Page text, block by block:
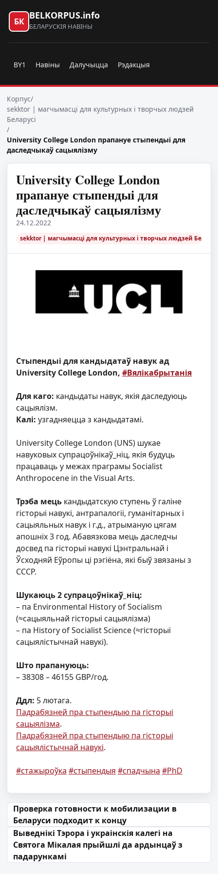
БК
BELKORPUS.info
БЕЛАРУСКІЯ НАВІНЫ
BY1 Навіны Далучыцца Рэдакцыя
Корпус/
sekktor | магчымасці для культурных і творчых людзей
Беларусі
/
University College London прапануе стыпендыі для
даследчыкаў сацыялізму
University College London
прапануе стыпендыі для
даследчыкаў сацыялізму
24.12.2022
sekktor | магчымасці для культурных і творчых людзей
Стыпендыі для кандыдатаў навук ад
University College London, #Вялікабрытанія
Для каго: кандыдаты навук, якія даследуюць
сацыялізм.
Калі: узгадняецца з кандыдатамі.
University College London (UNS) шукае
навуковых супрацоўнікаў_ніц, якія будуць
працаваць у межах праграмы Socialist
Anthropocene in the Visual Arts.
Трэба мець кандыдатскую ступень ў галіне
гісторыі навукі, антрапалогіі, гуманітарных і
сацыяльных навук і г.д., атрыманую цягам
апошніх 3 год. Абавязкова мець даследчы
досвед па гісторыі навукі Цэнтральнай і
Ўсходняй Еўропы ці рэгіёна, які быў звязаны з
СССР.
Шукаюць 2 супрацоўнікаў_ніц:
– па Environmental History of Socialism
(≈сацыяльнай гісторыі сацыялізма)
– па History of Socialist Science (≈гісторыі
сацыялістычнай навукі).
Што прапануюць:
– 38308 – 46155 GBP/год.
Ддл: 5 лютага.
Падрабязней пра стыпендыю па гісторыі
сацыялізма.
Падрабязней пра стыпендыю па гісторыі
сацыялістычнай навукі.
#стажыроўка #стыпендыя #спадчына #PhD
Навігацыя па запісах
Проверка готовности к мобилизации в
Беларуси подходит к концу
Выведнікі Тэрора і украінскія калегі на
Святога Мікалая прыйшлі да ардынцаў з
падарункамі